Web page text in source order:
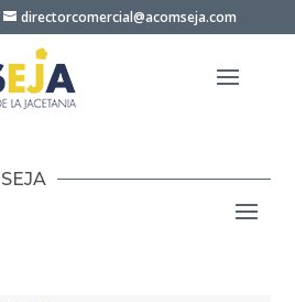
directorcomercial@acomseja.com